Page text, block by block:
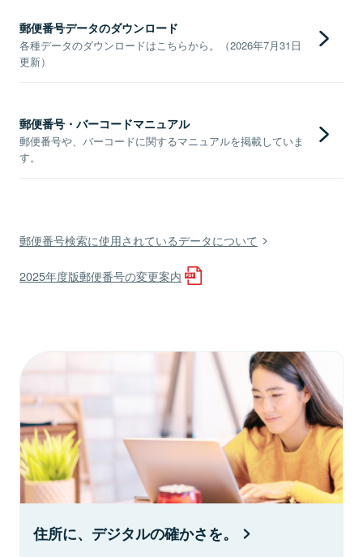
郵便番号データのダウンロード
各種データのダウンロードはこちらから。（2026年7月31日
更新）
郵便番号・バーコードマニュアル
郵便番号や、バーコードに関するマニュアルを掲載していま
す。
郵便番号検索に使用されているデータについて
2025年度版郵便番号の変更案内
住所に、デジタルの確かさを。